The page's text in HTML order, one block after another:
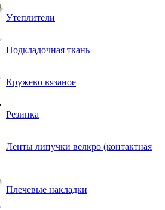
Утеплители
Подкладочная ткань
Кружево вязаное
Резинка
Ленты липучки велкро (контактная
Плечевые накладки